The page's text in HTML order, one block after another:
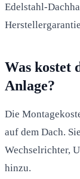
Edelstahl-
Was kostet
Anlage?
Die
auf dem Dach.
Wechselrichter,
hinzu.